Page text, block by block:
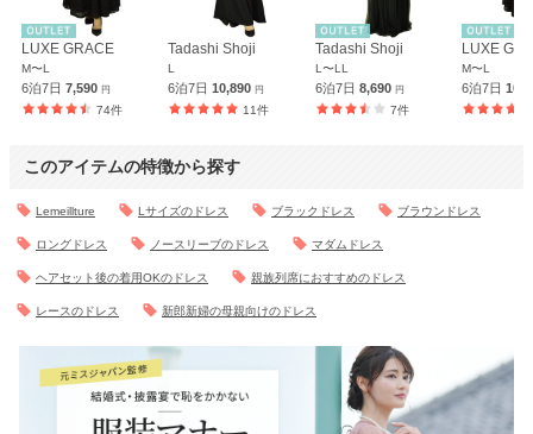
LUXE GRACE
M〜L
6泊7日 7,590 円
74件
Tadashi Shoji
L
6泊7日10,890円
11件
Tadashi Shoji
L〜LL
6泊7日 8,690 円
7件
LUXE
M〜L
6泊7日
このアイテムの特徴から探す
Lemeillture Lサイズのドレス ブラックドレス ブラウンドレス
ロングドレス ノースリーブのドレス マダムドレス
ヘアセット後の着用OKのドレス 親族列席におすすめのドレス
レースのドレス 新郎新婦の母親向けのドレス